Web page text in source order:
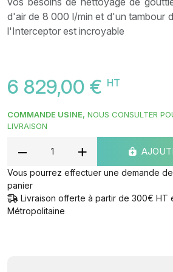
d'air de 8 000 l/min et d'un tambour
l'Interceptor est incroyable
6 829,00 € HT
COMMANDE USINE, NOUS CONSULTER
LIVRAISON
Vous pourrez effectuer une demande
panier
Livraison offerte à partir de 300€ HT
Métropolitaine